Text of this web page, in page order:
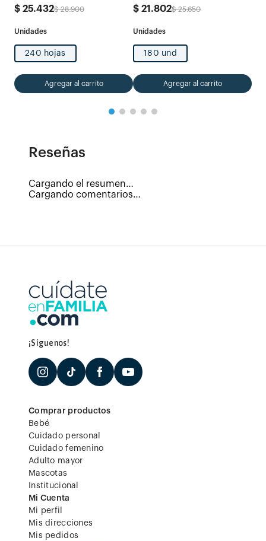
x 120 hojas
$ 25.432$ 28.900
240 hojas
Agregar al carrito
$ 21 .802$ 25.650
180 und
Agregar al carrito
Reseñas
Cargando el resumen…
Cargando comentarios…
¡Síguenos!
Comprar productos
Bebé
Cuidado personal
Cuidado femenino
Adulto mayor
Mascotas
Institucional
Mi Cuenta
Mi perfil
Mis direcciones
Mis pedidos